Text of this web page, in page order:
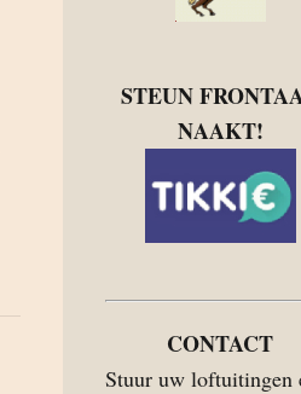
STEUN
NAAKT!
CONTACT
Stuur uw loftuitingen